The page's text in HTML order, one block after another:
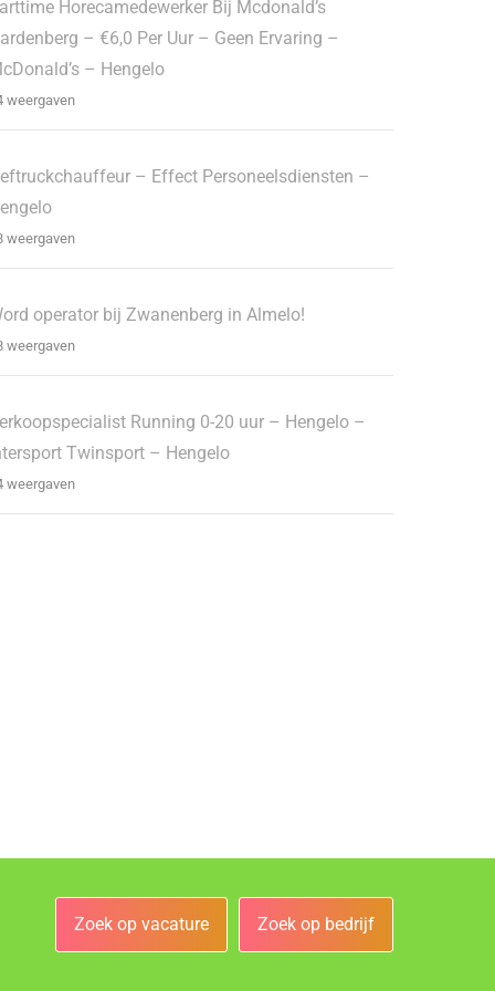
Horecamedewerker Bij Mcdonald’s
– €6,0 Per Uur – Geen Ervaring –
– Hengelo
weergaven
– Effect Personeelsdiensten –
weergaven
operator bij Zwanenberg in Almelo!
weergaven
Running 0-20 uur – Hengelo –
Twinsport – Hengelo
weergaven
Zoek op vacature Zoek op bedrijf